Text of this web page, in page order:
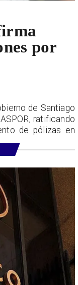
por
de Santiago
ratificando
de pólizas en